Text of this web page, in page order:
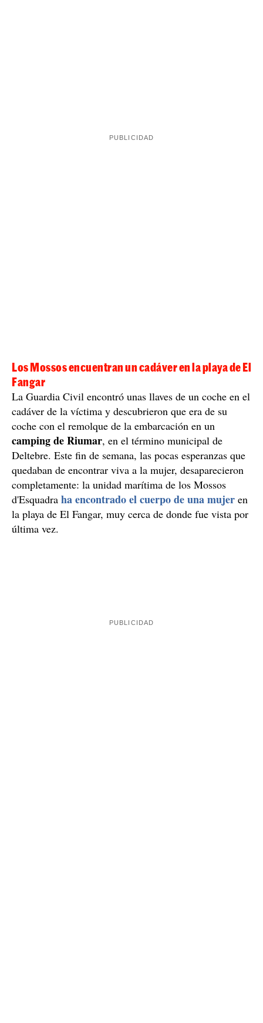
Los Mossos encuentran un cadáver en la playa de El
Fangar
La Guardia Civil encontró unas llaves de un coche en el
cadáver de la víctima y descubrieron que era de su
coche con el remolque de la embarcación en un
camping de Riumar, en el término municipal de
Deltebre. Este fin de semana, las pocas esperanzas que
quedaban de encontrar viva a la mujer, desaparecieron
completamente: la unidad marítima de los Mossos
d'Esquadra ha encontrado el cuerpo de una mujer en
la playa de El Fangar, muy cerca de donde fue vista por
última vez.